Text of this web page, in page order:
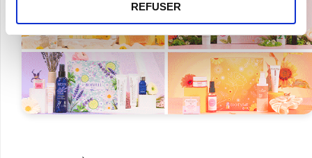
REFUSER